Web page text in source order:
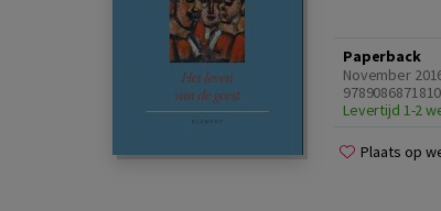
Paperback
November
9789086871810
Levertijd 1-2
Plaats op